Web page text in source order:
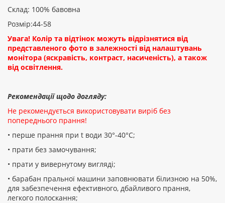
Склад: 100% бавовна
Розмір:44-58
Увага! Колір та відтінок можуть відрізнятися від
представленого фото в залежності від налаштувань
монітора (яскравість, контраст, насиченість), а також
від освітлення.
Рекомендації щодо догляду:
Не рекомендується використовувати виріб без
попереднього прання!
• перше прання при t води 30°-40°C;
• прати без замочування;
• прати у вивернутому вигляді;
• барабан пральної машини заповнювати білизною на 50%,
для забезпечення ефективного, дбайливого прання,
легкого полоскання;
ПРОДОВЖИТИ